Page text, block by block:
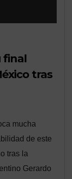
final
tras
mucha
de este
tras la
Gerardo